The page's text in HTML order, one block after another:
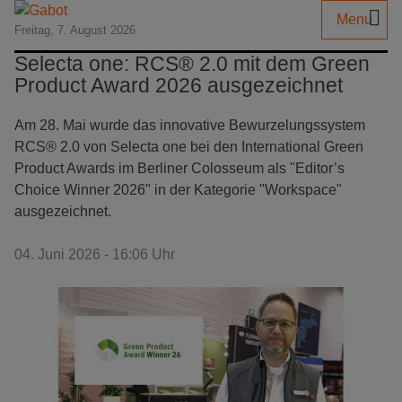
Freitag, 7. August 2026
Menu
Selecta one: RCS® 2.0 mit dem Green
Product Award 2026 ausgezeichnet
Am 28. Mai wurde das innovative Bewurzelungssystem
RCS® 2.0 von Selecta one bei den International Green
Product Awards im Berliner Colosseum als "Editor’s
Choice Winner 2026" in der Kategorie "Workspace"
ausgezeichnet.
04. Juni 2026 - 16:06 Uhr